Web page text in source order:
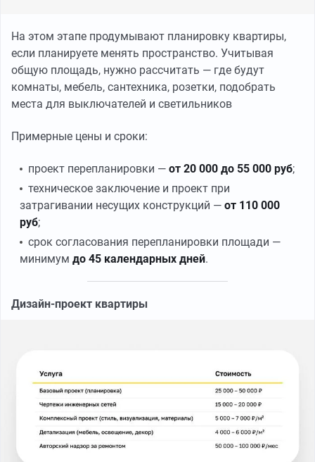
На этом этапе продумывают планировку квартиры,
если планируете менять пространство. Учитывая
общую площадь, нужно рассчитать — где будут
комнаты, мебель, сантехника, розетки, подобрать
места для выключателей и светильников
Примерные цены и сроки:
проект перепланировки — от 20 000 до 55 000 руб;
техническое заключение и проект при
затрагивании несущих конструкций — от 110 000
руб;
срок согласования перепланировки площади —
минимум до 45 календарных дней.
Дизайн-проект квартиры